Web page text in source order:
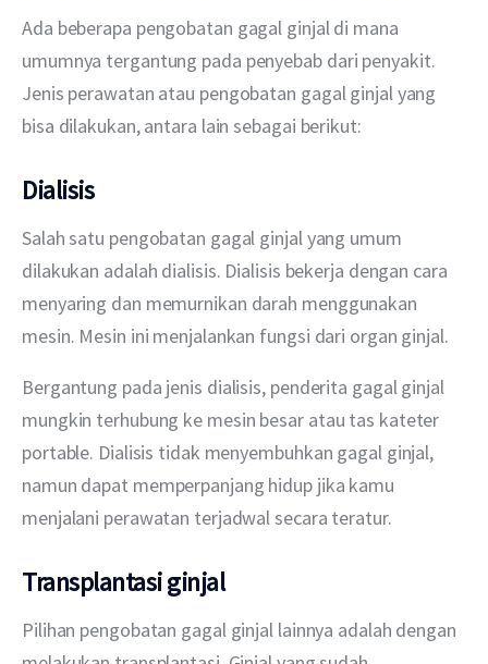
Ada beberapa pengobatan gagal ginjal di mana
umumnya tergantung pada penyebab dari penyakit.
Jenis perawatan atau pengobatan gagal ginjal yang
bisa dilakukan, antara lain sebagai berikut:
Dialisis
Salah satu pengobatan gagal ginjal yang umum
dilakukan adalah dialisis. Dialisis bekerja dengan cara
menyaring dan memurnikan darah menggunakan
mesin. Mesin ini menjalankan fungsi dari organ ginjal.
Bergantung pada jenis dialisis, penderita gagal ginjal
mungkin terhubung ke mesin besar atau tas kateter
portable. Dialisis tidak menyembuhkan gagal ginjal,
namun dapat memperpanjang hidup jika kamu
menjalani perawatan terjadwal secara teratur.
Transplantasi ginjal
Pilihan pengobatan gagal ginjal lainnya adalah dengan